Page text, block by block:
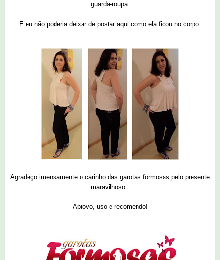
guarda-roupa.
E eu não poderia deixar de postar aqui como ela ficou no corpo:
Agradeço imensamente o carinho das garotas formosas pelo presente
maravilhoso.
Aprovo, uso e recomendo!